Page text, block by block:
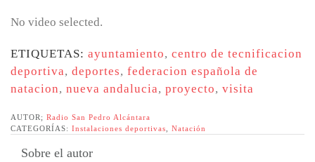
No video selected.
ETIQUETAS: ayuntamiento, centro de tecnificacion
deportiva, deportes, federacion española de
natacion, nueva andalucia, proyecto, visita
AUTOR; Radio San Pedro Alcántara
CATEGORÍAS: Instalaciones deportivas Natación
Sobre el autor